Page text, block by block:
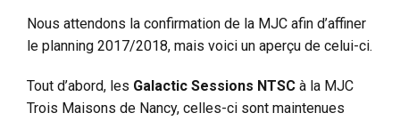
Nous attendons la confirmation de la MJC afin d’affiner
le planning 2017/2018, mais voici un aperçu de celui-ci.
Tout d’abord, les Galactic Sessions NTSC à la MJC
Trois Maisons de Nancy, celles-ci sont maintenues